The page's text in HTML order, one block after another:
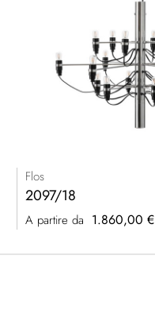
Flos
2097/18
A partire da 1.860,00 €